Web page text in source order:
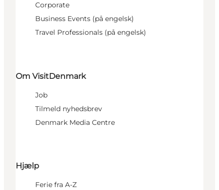
Corporate
Business Events (på engelsk)
Travel Professionals (på engelsk)
Om VisitDenmark
Job
Tilmeld nyhedsbrev
Denmark Media Centre
Hjælp
Ferie fra A-Z